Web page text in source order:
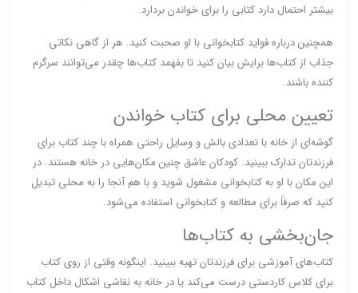
بیشتر احتمال دارد کتابی را برای خواندن بردارد.
همچنین درباره فواید کتابخوانی با او صحبت کنید. هر از گاهی نکاتی
جذاب از کتاب‌ها برایش بیان کنید تا بفهمد کتاب‌ها چقدر می‌توانند سرگرم
کننده باشند.
تعیین محلی برای کتاب خواندن
گوشه‌ای از خانه با تعدادی بالش و وسایل راحتی همراه با چند کتاب برای
فرزندتان تدارک ببینید. کودکان عاشق چنین مکان‌هایی در خانه هستند. در
این مکان با او به کتابخوانی مشغول شوید و با هم آنجا را به محلی تبدیل
کنید که صرفاً برای مطالعه و کتابخوانی استفاده می‌شود.
جان‌بخشی به کتاب‌ها
کتاب‌های آموزشی برای فرزندتان تهیه ببینید. اینگونه وقتی از روی کتاب
برای کلاس کاردستی درست می‌کند یا در خانه به نقاشی اشکال داخل کتاب